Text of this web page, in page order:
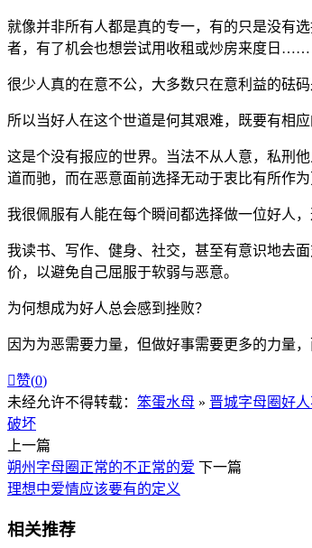
就像并非所有人都是真的专一，有的只是没有
者，有了机会也想尝试用收租或炒房来度日……
很少人真的在意不公，大多数只在意利益的砝码
所以当好人在这个世道是何其艰难，既要有相
这是个没有报应的世界。当法不从人意，私刑
道而驰，而在恶意面前选择无动于衷比有所作
我很佩服有人能在每个瞬间都选择做一位好人
我读书、写作、健身、社交，甚至有意识地去
价，以避免自己屈服于软弱与恶意。
为何想成为好人总会感到挫败？
因为为恶需要力量，但做好事需要更多的力量
赞(0)
未经允许不得转载： 笨蛋水母 » 晋城字母圈好
破坏
上一篇
朔州字母圈正常的不正常的爱 下一篇
理想中爱情应该要有的定义
相关推荐